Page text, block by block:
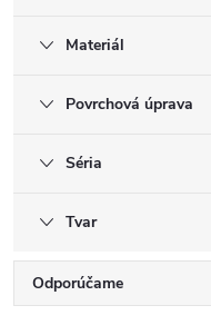
Materiál
Povrchová úprava
Séria
Tvar
ROdporúčame